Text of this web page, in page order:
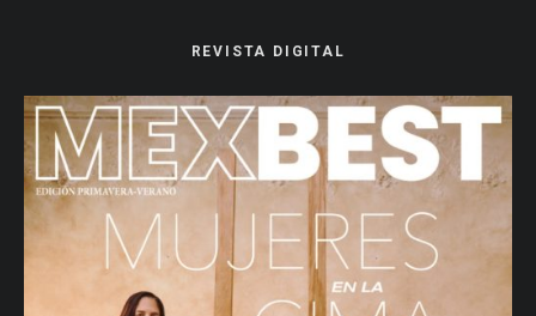
REVISTA DIGITAL